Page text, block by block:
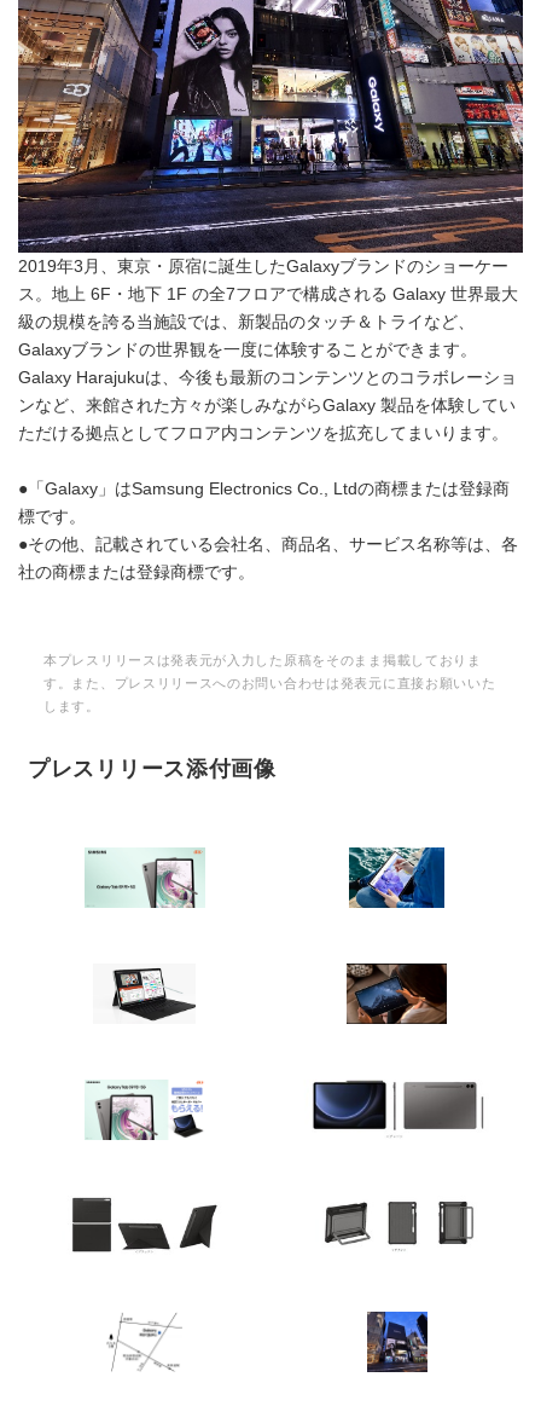
2019年3月、東京・原宿に誕生したGalaxyブランドのショーケー
ス。地上 6F・地下 1F の全7フロアで構成される Galaxy 世界最大
級の規模を誇る当施設では、新製品のタッチ＆トライなど、
Galaxyブランドの世界観を一度に体験することができます。
Galaxy Harajukuは、今後も最新のコンテンツとのコラボレーショ
ンなど、来館された方々が楽しみながらGalaxy 製品を体験してい
ただける拠点としてフロア内コンテンツを拡充してまいります。
●「Galaxy」はSamsung Electronics Co., Ltdの商標または登録商
標です。
●その他、記載されている会社名、商品名、サービス名称等は、各
社の商標または登録商標です。
本プレスリリースは発表元が入力した原稿をそのまま掲載しておりま
す。また、プレスリリースへのお問い合わせは発表元に直接お願いいた
します。
プレスリリース添付画像